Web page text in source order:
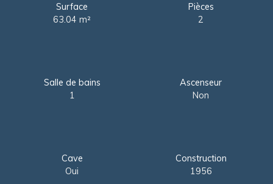
Surface
63.04m²
Pièces
2
Salle de bains
1
Ascenseur
Non
Cave
Oui
Construction
1956